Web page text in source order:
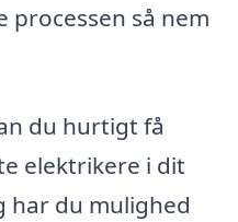
processen så nem
du hurtigt få
elektrikere i dit
har du mulighed